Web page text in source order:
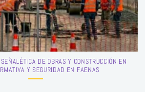
DE OBRAS Y CONSTRUCCIÓN EN
Y SEGURIDAD EN FAENAS